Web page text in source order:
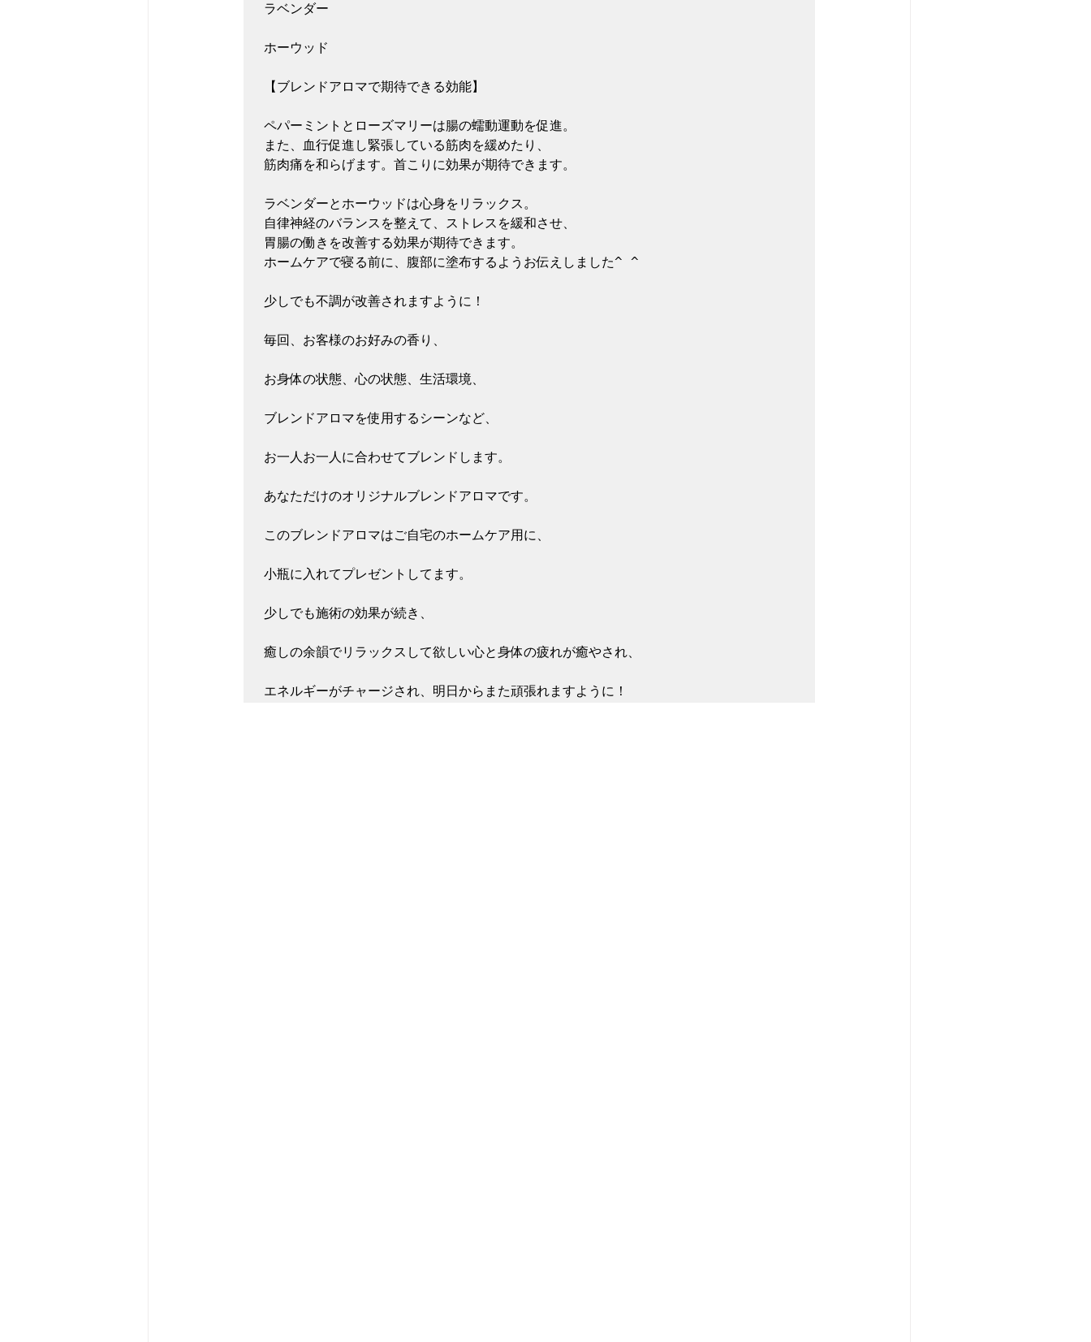
ラベンダー
ホーウッド
【ブレンドアロマで期待できる効能】
ペパーミントとローズマリーは腸の蠕動運動を促進。
また、血行促進し緊張している筋肉を緩めたり、
筋肉痛を和らげます。首こりに効果が期待できます。
ラベンダーとホーウッドは心身をリラックス。
自律神経のバランスを整えて、ストレスを緩和させ、
胃腸の働きを改善する効果が期待できます。
ホームケアで寝る前に、腹部に塗布するようお伝えしました^ ^
少しでも不調が改善されますように！
毎回、お客様のお好みの香り、
お身体の状態、心の状態、生活環境、
ブレンドアロマを使用するシーンなど、
お一人お一人に合わせてブレンドします。
あなただけのオリジナルブレンドアロマです。
このブレンドアロマはご自宅のホームケア用に、
小瓶に入れてプレゼントしてます。
少しでも施術の効果が続き、
癒しの余韻でリラックスして欲しい心と身体の疲れが癒やされ、
エネルギーがチャージされ、明日からまた頑張れますように︎！